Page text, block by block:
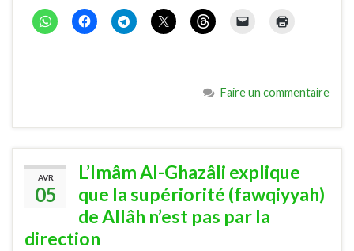
Faire un commentaire
AVR
05
L’Imâm Al-Ghazâli explique
que la supériorité (fawqiyyah)
de Allâh n’est pas par la
direction